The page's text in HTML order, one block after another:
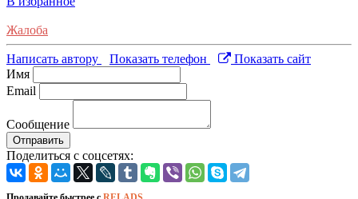
Жалоба
Написать автору Показать телефон
Показать сайт
Имя
Email
Сообщение
Отправить
Поделиться с соцсетях: